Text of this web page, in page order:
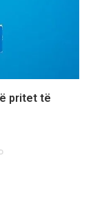
pritet të